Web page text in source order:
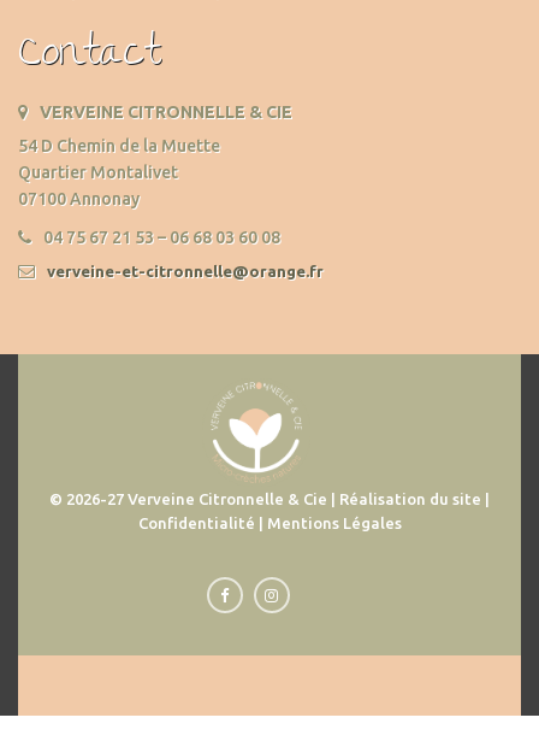
Contact
VERVEINE CITRONNELLE & CIE
54 D Chemin de la Muette
Quartier Montalivet
07100 Annonay
04 75 67 21 53 – 06 68 03 60 08
verveine-et-citronnelle@orange.fr
© 2026-27 Verveine Citronnelle & Cie | Réalisation du site |
Confidentialité | Mentions Légales